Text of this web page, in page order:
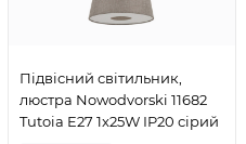
Підвісний світильник,
люстра Nowodvorski 11682
Tutoia E27 1x25W IP20 сірий